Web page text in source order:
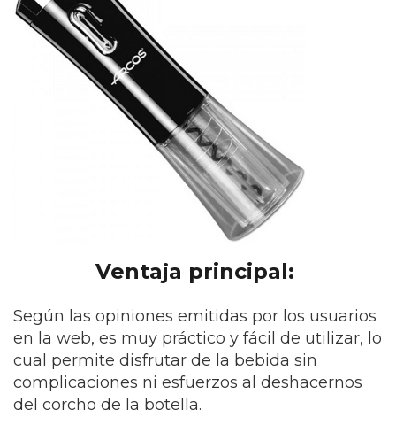
Ventaja principal:
Según las opiniones emitidas por los usuarios
en la web, es muy práctico y fácil de utilizar, lo
cual permite disfrutar de la bebida sin
complicaciones ni esfuerzos al deshacernos
del corcho de la botella.